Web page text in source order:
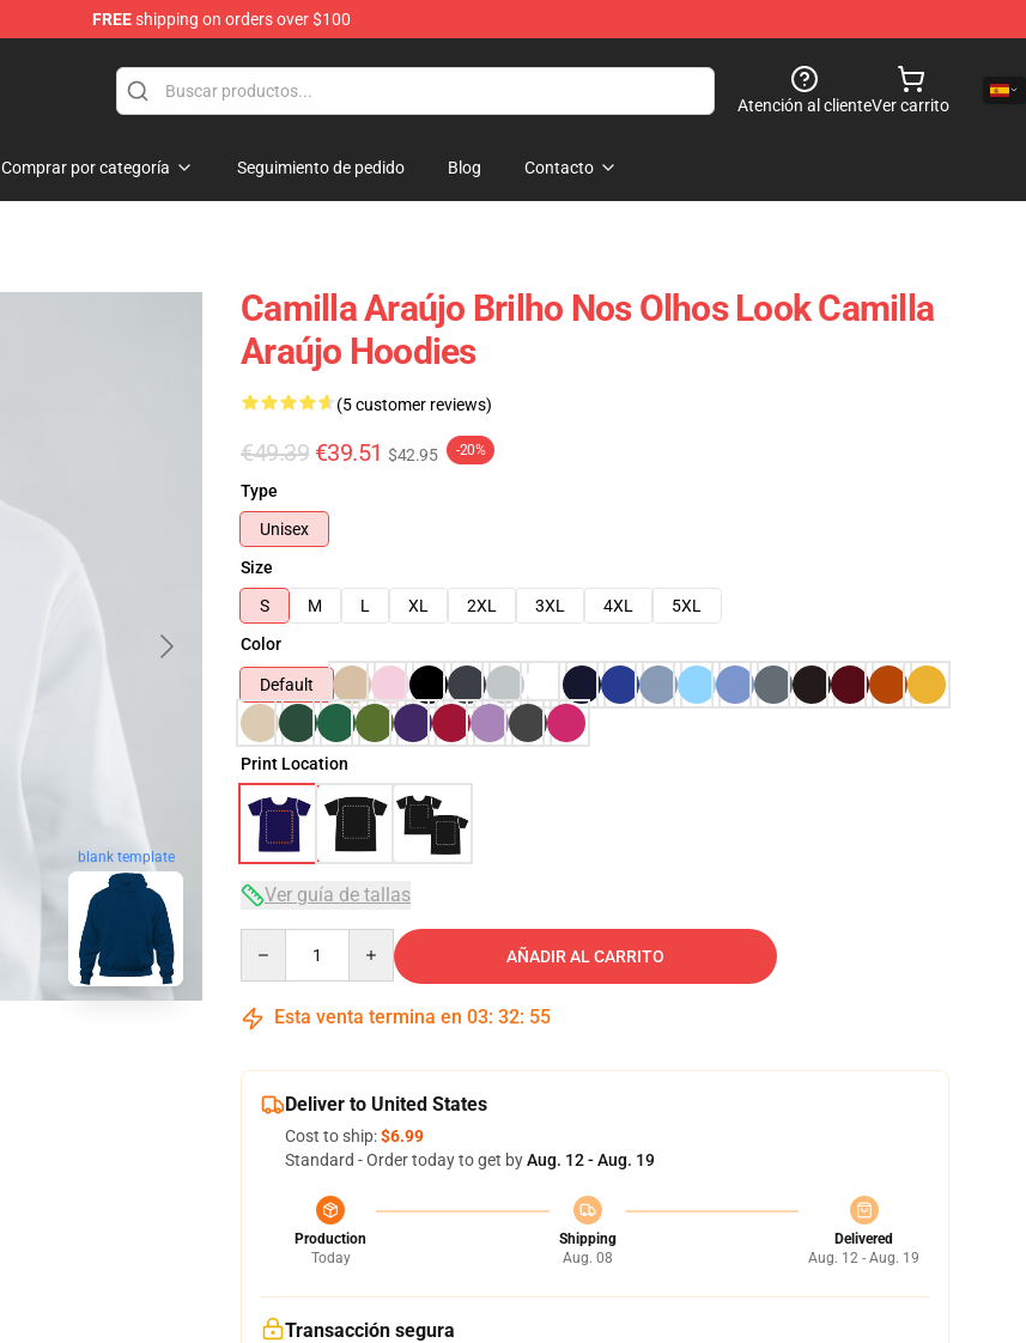
FREEshipping on orders over $100
Atención al clienteVer carrito
Comprar por categoría Seguimiento de pedido Blog Contacto
blank template
Camilla Araújo Brilho Nos Olhos Look Camilla
Araújo Hoodies
(5 customer reviews)
€49.39 €39.51 $42.95 -20%
Type
Unisex
Size
S
M L XL 2XL 3XL 4XL
5XL
Color
Default
Print Location
Ver guía de tallas
AÑADIR AL CARRITO
Esta venta termina en 03: 32: 54
Deliver to United States
Cost to ship:$6.99
Standard - Order today to get byAug. 12 - Aug. 19
Production
Today
Shipping
Aug. 08
Delivered
Aug. 12 - Aug. 19
Transacción segura